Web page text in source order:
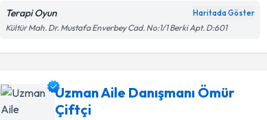
Terapi Oyun Haritada Göster
Kültür Mah. Dr. Mustafa Enverbey Cad. No:1/1 Berki Apt. D:601
Uzman Aile Danışmanı Ömür
Çiftçi